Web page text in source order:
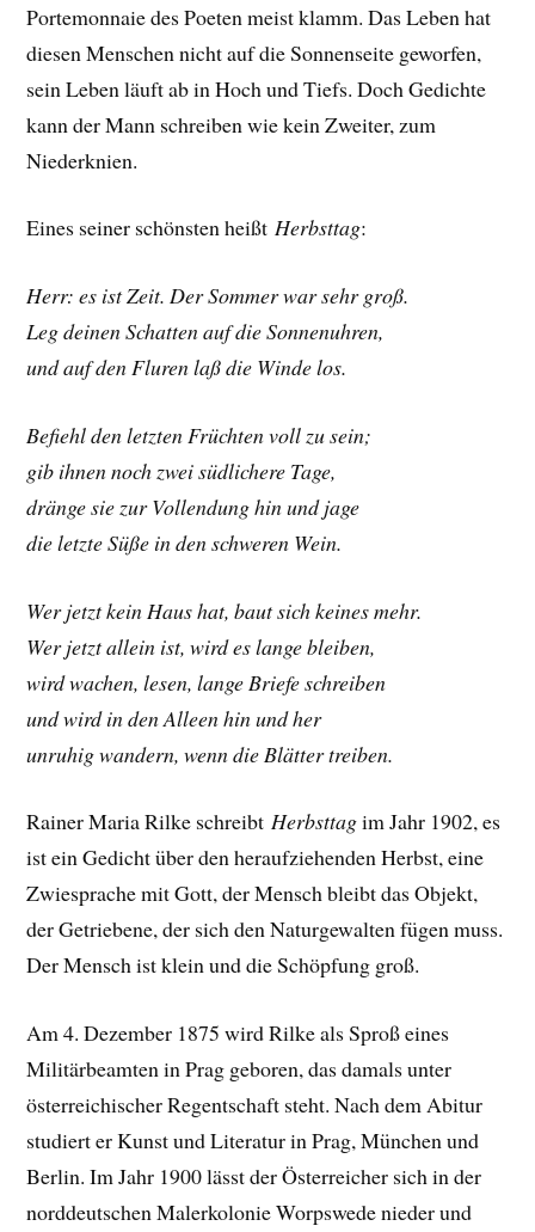
Portemonnaie des Poeten meist klamm. Das Leben hat
diesen Menschen nicht auf die Sonnenseite geworfen,
sein Leben läuft ab in Hoch und Tiefs. Doch Gedichte
kann der Mann schreiben wie kein Zweiter, zum
Niederknien.
Eines seiner schönsten heißtHerbsttag:
Herr: es ist Zeit. Der Sommer war sehr groß.
Leg deinen Schatten auf die Sonnenuhren,
und auf den Fluren laß die Winde los.
Befiehl den letzten Früchten voll zu sein;
gib ihnen noch zwei südlichere Tage,
dränge sie zur Vollendung hin und jage
die letzte Süße in den schweren Wein.
Wer jetzt kein Haus hat, baut sich keines mehr.
Wer jetzt allein ist, wird es lange bleiben,
wird wachen, lesen, lange Briefe schreiben
und wird in den Alleen hin und her
unruhig wandern, wenn die Blätter treiben.
Rainer Maria Rilke schreibtHerbsttagim Jahr 1902, es
ist ein Gedicht über den heraufziehenden Herbst, eine
Zwiesprache mit Gott, der Mensch bleibt das Objekt,
der Getriebene, der sich den Naturgewalten fügen muss.
Der Mensch ist klein und die Schöpfung groß.
Am 4. Dezember 1875 wird Rilke als Sproß eines
Militärbeamten in Prag geboren, das damals unter
österreichischer Regentschaft steht. Nach dem Abitur
studiert er Kunst und Literatur in Prag, München und
Berlin. Im Jahr 1900 lässt der Österreicher sich in der
norddeutschen Malerkolonie Worpswede nieder und